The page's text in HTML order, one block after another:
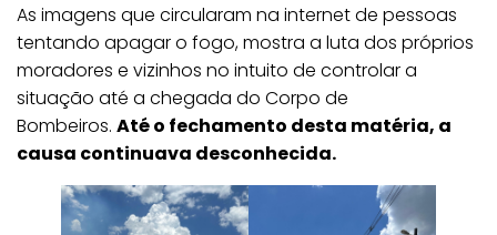
As imagens que circularam na internet de pessoas
tentando apagar o fogo, mostra a luta dos próprios
moradores e vizinhos no intuito de controlar a
situação até a chegada do Corpo de
Bombeiros. Até o fechamento desta matéria, a
causa continuava desconhecida.